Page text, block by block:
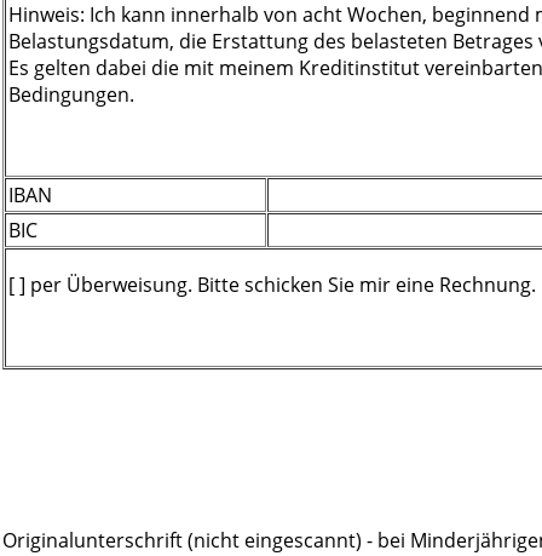
Hinweis: Ich kann innerhalb von acht Wochen, beginnend
Belastungsdatum, die Erstattung des belasteten Betrages
Es gelten dabei die mit meinem Kreditinstitut vereinbarten
Bedingungen.
IBAN
BIC
[ ] per Überweisung. Bitte schicken Sie mir eine Rechnung.
Originalunterschrift (nicht eingescannt) - bei